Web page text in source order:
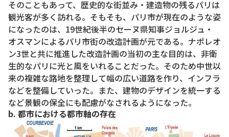
そのこともあって、歴史的な街並み・建造物の残るパリは
観光客が多く訪れる。そもそも、パリ市が現在のような姿
になったのは、19世紀後半のセーヌ県知事ジョルジュ・
オスマンによるパリ市街の改造計画が元である。ナポレオ
ン3世と共に推進した改造計画の当初の主な目的は、非衛
生的なパリに光と風をいれることだった。そのため中世以
来の複雑な路地を整理して幅の広い道路を作り、インフラ
などを整備していった。また、建物のデザインを統一する
など景観の保全にも配慮がなされるようになった。
b. 都市における都市軸の存在